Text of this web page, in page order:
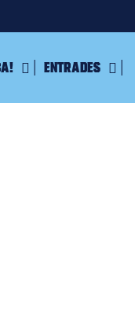
Entrades